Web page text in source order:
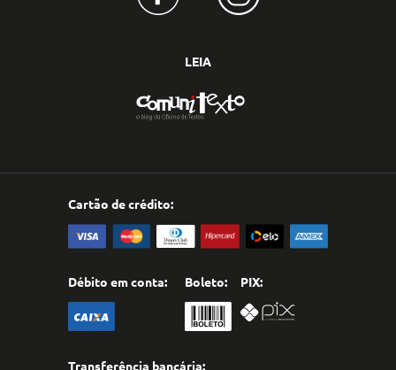
LEIA
Cartão de crédito:
Débito em conta: Boleto: PIX:
Transferência bancária: